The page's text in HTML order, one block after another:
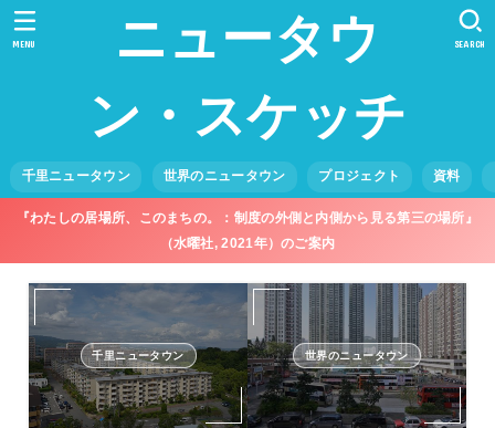
ニュータウ
ン・スケッチ
千里ニュータウン 世界のニュータウン プロジェクト 資料
SEARCH
MENU
『わたしの居場所、このまちの。：制度の外側と内側から見る第三の場所』
（水曜社, 2021年）のご案内
千里ニュータウン 世界のニュータウン